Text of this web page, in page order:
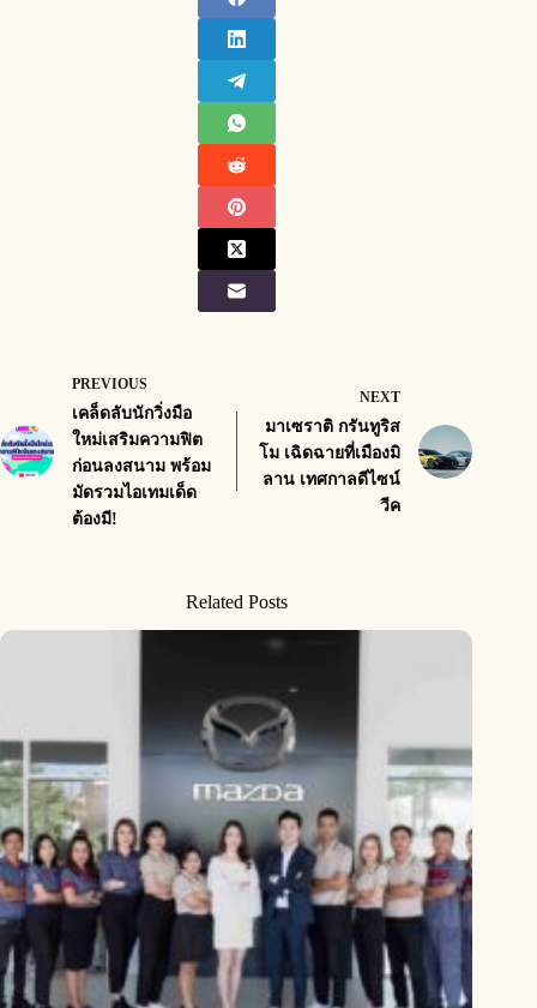
PREVIOUS
เคล็ดลับนักวิ่งมือ
ใหม่เสริมความฟิต
ก่อนลงสนาม พร้อม
มัดรวมไอเทมเด็ด
ต้องมี!
NEXT
มาเซราติ กรันทูริส
โม เฉิดฉายที่เมืองมิ
ลาน เทศกาลดีไซน์
วีค
Related Posts